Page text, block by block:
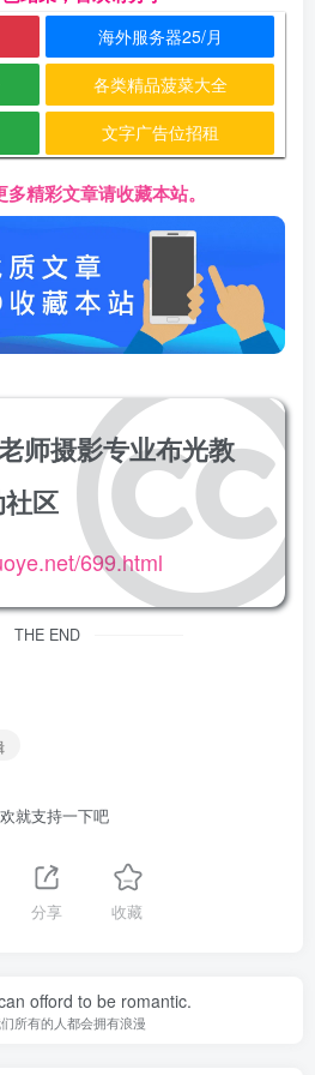
海外服务器25/月
各类精品菠菜大全
文字广告位招租
精彩文章请收藏本站。
师摄影专业布光教
区
699.html
THE END
就支持一下吧
分享 收藏
offord to be romantic.
所有的人都会拥有浪漫